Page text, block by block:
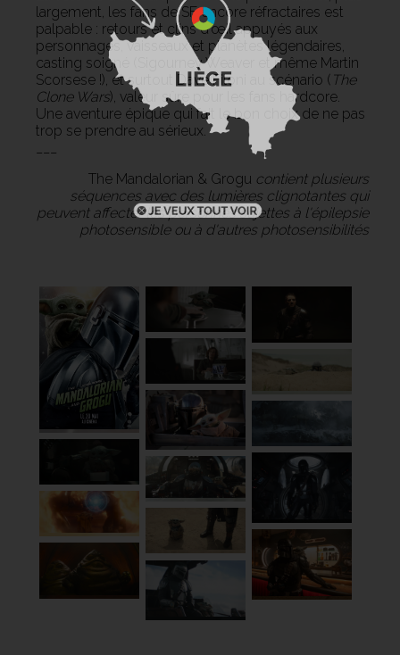
largement, les fans de SF encore réfractaires est
palpable : retours et clins d’œil appuyés aux
personnages, vaisseaux et planètes légendaires,
casting soigné (Sigourney Weaver et même Martin
Scorsese !), et surtout Dave Filoni au scénario ( The
Clone Wars), valeur sûre pour les fans hardcore.
Une aventure épique qui fait le bon choix de ne pas
trop se prendre au sérieux.
The Mandalorian & Grogu contient plusieurs
séquences avec des lumières clignotantes qui
peuvent affecter les personnes sujettes à l'épilepsie
photosensible ou à d'autres photosensibilités